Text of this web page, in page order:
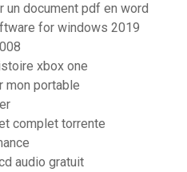
un document pdf en word
for windows 2019
xbox one
mon portable
complet torrente
audio gratuit